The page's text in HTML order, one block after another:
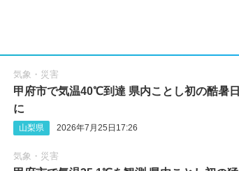
気象・災害
甲府市で気温40℃到達 県内ことし初の酷暑日
に
山梨県 2026年7月25日17:26
気象・災害